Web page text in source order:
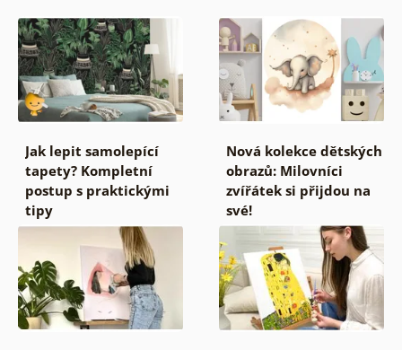
Jak lepit samolepící
tapety? Kompletní
postup s praktickými
tipy
Nová kolekce dětských
obrazů: Milovníci
zvířátek si přijdou na
své!